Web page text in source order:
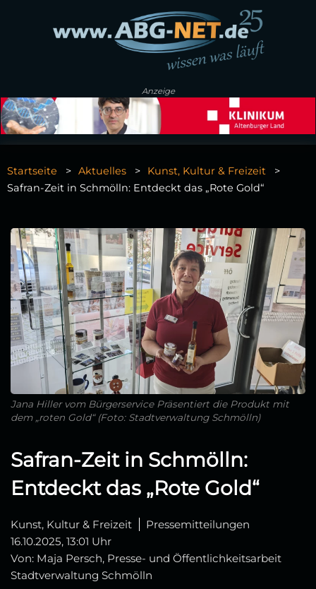
Anzeige
Startseite Aktuelles
Kunst, Kultur & Freizeit
Safran-Zeit in Schmölln: Entdeckt das „Rote Gold“
Jana Hiller vom Bürgerservice Präsentiert die Produkt mit
dem „roten Gold“ (Foto: Stadtverwaltung Schmölln)
Safran-Zeit in Schmölln:
Entdeckt das „Rote Gold“
Kunst, Kultur & Freizeit
Pressemitteilungen
16.10.2025, 13:01 Uhr
Von: Maja Persch, Presse- und Öffentlichkeitsarbeit
Stadtverwaltung Schmölln